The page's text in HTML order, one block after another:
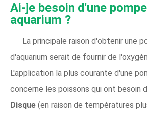
Ai-je besoin d'une
aquarium ?
La principale raison d'obtenir une
d'aquarium serait de fournir de
L'application la plus courante d'une
concerne les poissons qui ont besoin
Disque (en raison de températures